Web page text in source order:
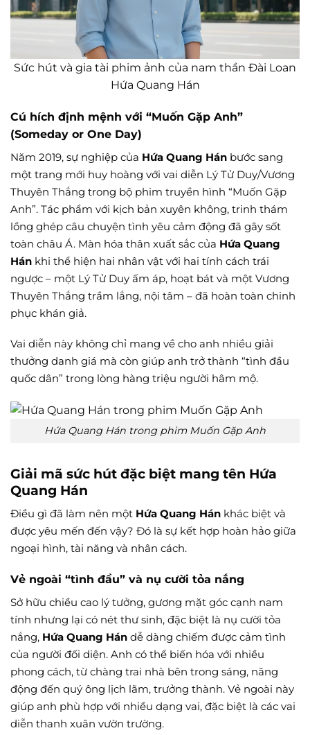
Sức hút và gia tài phim ảnh của nam thần Đài Loan
Hứa Quang Hán
Cú hích định mệnh với “Muốn Gặp Anh”
(Someday or One Day)
Năm 2019, sự nghiệp của Hứa Quang Hán bước sang
một trang mới huy hoàng với vai diễn Lý Tử Duy/Vương
Thuyên Thắng trong bộ phim truyền hình “Muốn Gặp
Anh”. Tác phẩm với kịch bản xuyên không, trinh thám
lồng ghép câu chuyện tình yêu cảm động đã gây sốt
toàn châu Á. Màn hóa thân xuất sắc của Hứa Quang
Hán khi thể hiện hai nhân vật với hai tính cách trái
ngược – một Lý Tử Duy ấm áp, hoạt bát và một Vương
Thuyên Thắng trầm lắng, nội tâm – đã hoàn toàn chinh
phục khán giả.
Vai diễn này không chỉ mang về cho anh nhiều giải
thưởng danh giá mà còn giúp anh trở thành “tình đầu
quốc dân” trong lòng hàng triệu người hâm mộ.
Hứa Quang Hán trong phim Muốn Gặp Anh
Giải mã sức hút đặc biệt mang tên Hứa
Quang Hán
Điều gì đã làm nên một Hứa Quang Hán khác biệt và
được yêu mến đến vậy? Đó là sự kết hợp hoàn hảo giữa
ngoại hình, tài năng và nhân cách.
Vẻ ngoài “tình đầu” và nụ cười tỏa nắng
Sở hữu chiều cao lý tưởng, gương mặt góc cạnh nam
tính nhưng lại có nét thư sinh, đặc biệt là nụ cười tỏa
nắng, Hứa Quang Hán dễ dàng chiếm được cảm tình
của người đối diện. Anh có thể biến hóa với nhiều
phong cách, từ chàng trai nhà bên trong sáng, năng
động đến quý ông lịch lãm, trưởng thành. Vẻ ngoài này
giúp anh phù hợp với nhiều dạng vai, đặc biệt là các vai
diễn thanh xuân vườn trường.